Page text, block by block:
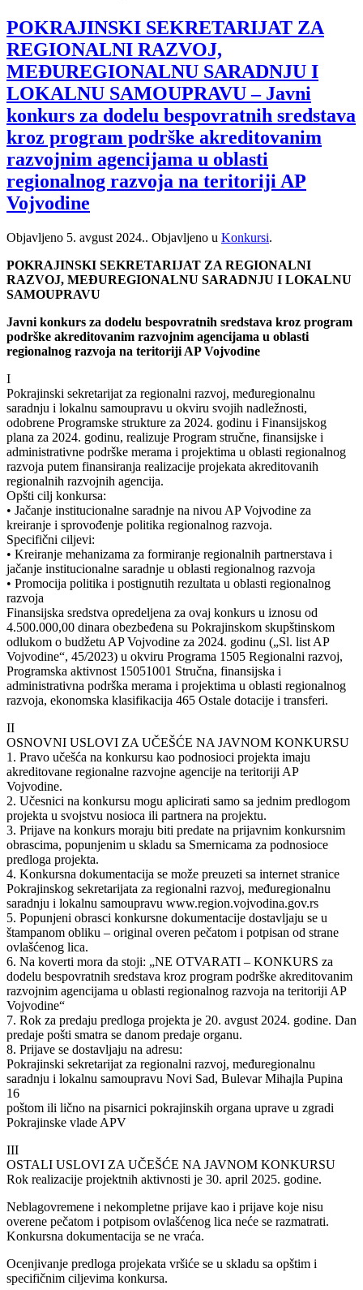
POKRAJINSKI SEKRETARIJAT ZA
REGIONALNI RAZVOJ,
MEĐUREGIONALNU SARADNJU I
LOKALNU SAMOUPRAVU – Javni
konkurs za dodelu bespovratnih sredstava
kroz program podrške akreditovanim
razvojnim agencijama u oblasti
regionalnog razvoja na teritoriji AP
Vojvodine
Objavljeno 5. avgust 2024.. Objavljeno u Konkursi.
POKRAJINSKI SEKRETARIJAT ZA REGIONALNI
RAZVOJ, MEĐUREGIONALNU SARADNJU I LOKALNU
SAMOUPRAVU
Javni konkurs za dodelu bespovratnih sredstava kroz program
podrške akreditovanim razvojnim agencijama u oblasti
regionalnog razvoja na teritoriji AP Vojvodine
I
Pokrajinski sekretarijat za regionalni razvoj, međuregionalnu
saradnju i lokalnu samoupravu u okviru svojih nadležnosti,
odobrene Programske strukture za 2024. godinu i Finansijskog
plana za 2024. godinu, realizuje Program stručne, finansijske i
administrativne podrške merama i projektima u oblasti regionalnog
razvoja putem finansiranja realizacije projekata akreditovanih
regionalnih razvojnih agencija.
Opšti cilj konkursa:
• Jačanje institucionalne saradnje na nivou AP Vojvodine za
kreiranje i sprovođenje politika regionalnog razvoja.
Specifični ciljevi:
• Kreiranje mehanizama za formiranje regionalnih partnerstava i
jačanje institucionalne saradnje u oblasti regionalnog razvoja
• Promocija politika i postignutih rezultata u oblasti regionalnog
razvoja
Finansijska sredstva opredeljena za ovaj konkurs u iznosu od
4.500.000,00 dinara obezbeđena su Pokrajinskom skupštinskom
odlukom o budžetu AP Vojvodine za 2024. godinu („Sl. list AP
Vojvodine“, 45/2023) u okviru Programa 1505 Regionalni razvoj,
Programska aktivnost 15051001 Stručna, finansijska i
administrativna podrška merama i projektima u oblasti regionalnog
razvoja, ekonomska klasifikacija 465 Ostale dotacije i transferi.
II
OSNOVNI USLOVI ZA UČEŠĆE NA JAVNOM KONKURSU
1. Pravo učešća na konkursu kao podnosioci projekta imaju
akreditovane regionalne razvojne agencije na teritoriji AP
Vojvodine.
2. Učesnici na konkursu mogu aplicirati samo sa jednim predlogom
projekta u svojstvu nosioca ili partnera na projektu.
3. Prijave na konkurs moraju biti predate na prijavnim konkursnim
obrascima, popunjenim u skladu sa Smernicama za podnosioce
predloga projekta.
4. Konkursna dokumentacija se može preuzeti sa internet stranice
Pokrajinskog sekretarijata za regionalni razvoj, međuregionalnu
saradnju i lokalnu samoupravu www.region.vojvodina.gov.rs
5. Popunjeni obrasci konkursne dokumentacije dostavljaju se u
štampanom obliku – original overen pečatom i potpisan od strane
ovlašćenog lica.
6. Na koverti mora da stoji: „NE OTVARATI – KONKURS za
dodelu bespovratnih sredstava kroz program podrške akreditovanim
razvojnim agencijama u oblasti regionalnog razvoja na teritoriji AP
Vojvodine“
7. Rok za predaju predloga projekta je 20. avgust 2024. godine. Dan
predaje pošti smatra se danom predaje organu.
8. Prijave se dostavljaju na adresu:
Pokrajinski sekretarijat za regionalni razvoj, međuregionalnu
saradnju i lokalnu samoupravu Novi Sad, Bulevar Mihajla Pupina
16
poštom ili lično na pisarnici pokrajinskih organa uprave u zgradi
Pokrajinske vlade APV
III
OSTALI USLOVI ZA UČEŠĆE NA JAVNOM KONKURSU
Rok realizacije projektnih aktivnosti je 30. april 2025. godine.
Neblagovremene i nekompletne prijave kao i prijave koje nisu
overene pečatom i potpisom ovlašćenog lica neće se razmatrati.
Konkursna dokumentacija se ne vraća.
Ocenjivanje predloga projekata vršiće se u skladu sa opštim i
specifičnim ciljevima konkursa.